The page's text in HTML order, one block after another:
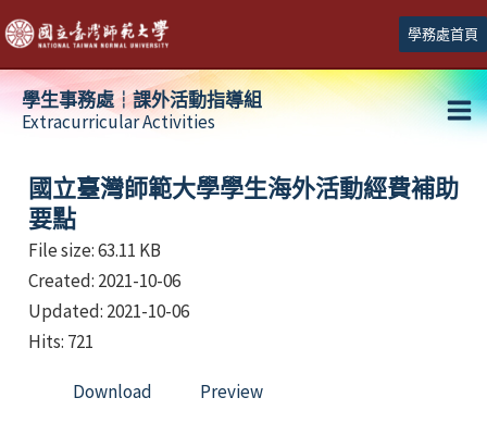
跳
至
主
學務處首頁
學生事務處┆課外活動指導組
Extracurricular Activities
國立臺灣師範大學學生海外活動經費補助
要點
File size: 63.11 KB
Created: 2021-10-06
Updated: 2021-10-06
Hits: 721
Download Preview